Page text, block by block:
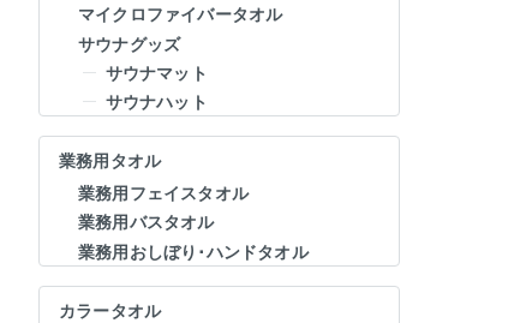
マイクロファイバータオル
サウナグッズ
サウナマット
サウナハット
業務用タオル
業務用フェイスタオル
業務用バスタオル
業務用おしぼり･ハンドタオル
カラータオル